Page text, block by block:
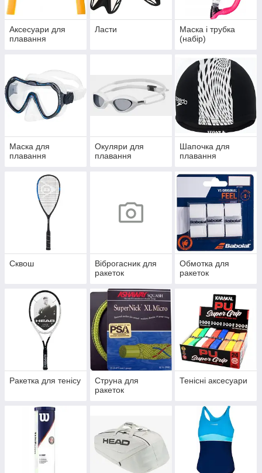
Аксесуари для
плавання
Ласти
Маска і трубка
(набір)
Маска для
плавання
Окуляри для
плавання
Шапочка для
плавання
Сквош
Віброгасник для
ракеток
Обмотка для
ракеток
Ракетка для тенісу
Струна для
ракеток
Тенісні аксесуари